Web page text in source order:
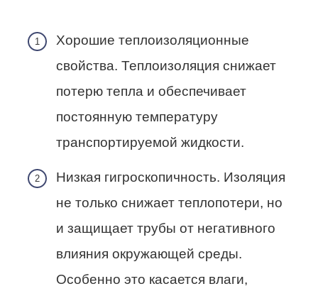
Хорошие теплоизоляционные
свойства. Теплоизоляция снижает
потерю тепла и обеспечивает
постоянную температуру
транспортируемой жидкости.
Низкая гигроскопичность. Изоляция
не только снижает теплопотери, но
и защищает трубы от негативного
влияния окружающей среды.
Особенно это касается влаги,